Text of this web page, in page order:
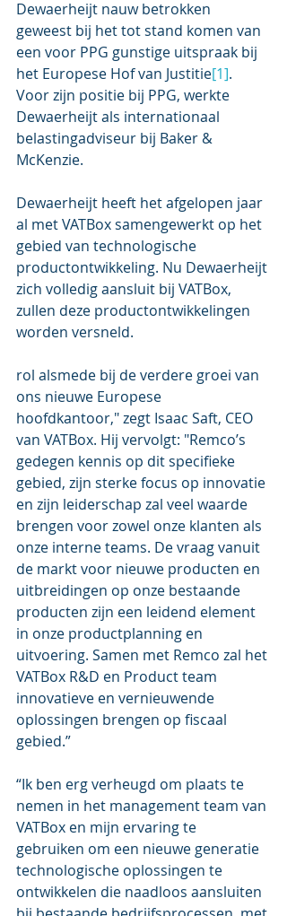
Dewaerheijt nauw betrokken
geweest bij het tot stand komen van
een voor PPG gunstige uitspraak bij
het Europese Hof van Justitie[1].
Voor zijn positie bij PPG, werkte
Dewaerheijt als internationaal
belastingadviseur bij Baker &
McKenzie.
Dewaerheijt heeft het afgelopen jaar
al met VATBox samengewerkt op het
gebied van technologische
productontwikkeling. Nu Dewaerheijt
zich volledig aansluit bij VATBox,
zullen deze productontwikkelingen
worden versneld.
rol alsmede bij de verdere groei van
ons nieuwe Europese
hoofdkantoor," zegt Isaac Saft, CEO
van VATBox. Hij vervolgt: "Remco’s
gedegen kennis op dit specifieke
gebied, zijn sterke focus op innovatie
en zijn leiderschap zal veel waarde
brengen voor zowel onze klanten als
onze interne teams. De vraag vanuit
de markt voor nieuwe producten en
uitbreidingen op onze bestaande
producten zijn een leidend element
in onze productplanning en
uitvoering. Samen met Remco zal het
VATBox R&D en Product team
innovatieve en vernieuwende
oplossingen brengen op fiscaal
gebied.”
“Ik ben erg verheugd om plaats te
nemen in het management team van
VATBox en mijn ervaring te
gebruiken om een nieuwe generatie
technologische oplossingen te
ontwikkelen die naadloos aansluiten